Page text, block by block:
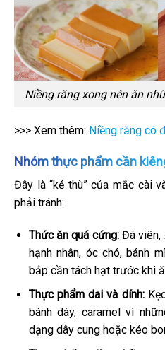
Niềng răng xong nên ăn
>>> Xem thêm: Niềng răng có
Nhóm thực phẩm cần
Đây là “kẻ thù” của mắc cài
phải tránh:
Thức ăn quá cứng:Đá viên,
hạnh nhân, óc chó, bánh
bắp cần tách hạt trước khi
Thực phẩm dai và dính:
bánh dày, caramel vì
dạng dây cung hoặc kéo